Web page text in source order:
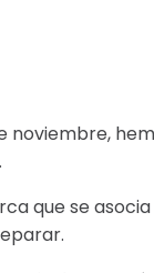
de noviembre,
que se